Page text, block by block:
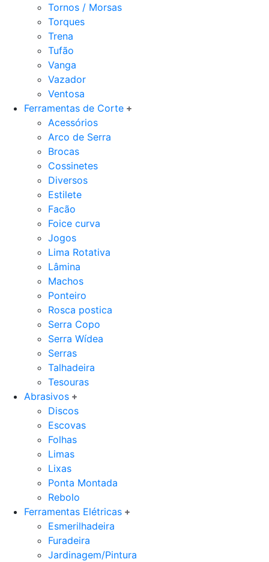
Tornos / Morsas
Torques
Trena
Tufão
Vanga
Vazador
Ventosa
Ferramentas de Corte
Acessórios
Arco de Serra
Brocas
Cossinetes
Diversos
Estilete
Facão
Foice curva
Jogos
Lima Rotativa
Lâmina
Machos
Ponteiro
Rosca postica
Serra Copo
Serra Wídea
Serras
Talhadeira
Tesouras
Abrasivos
Discos
Escovas
Folhas
Limas
Lixas
Ponta Montada
Rebolo
Ferramentas Elétricas
Esmerilhadeira
Furadeira
Jardinagem/Pintura